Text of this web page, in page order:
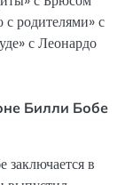
родителями» с
с Леонардо
Билли Бобе
в